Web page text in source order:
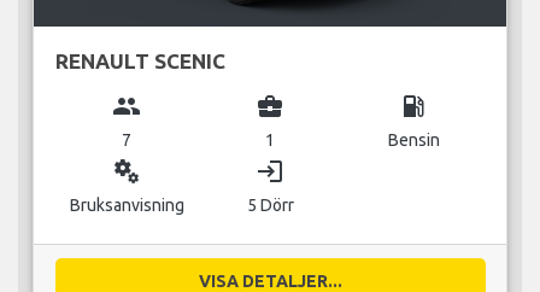
RENAULT SCENIC
group
7
business_center
1
local_gas_station
Bensin
miscellaneous_services
Bruksanvisning
login
5 Dörr
VISA DETALJER...